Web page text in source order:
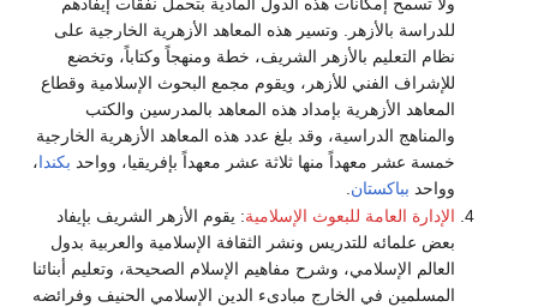
للدراسة بالأزهر. وتسير هذه المعاهد الأزهرية الخارجية على
نظام التعليم بالأزهر الشريف، خطة ومنهجاً وكتاباً، وتخضع
للإشراف الفني للأزهر، ويقوم مجمع البحوث الإسلامية وقطاع
المعاهد الأزهرية بإمداد هذه المعاهد بالمدرسين والكتب
والمناهج الدراسية، وقد بلغ عدد هذه المعاهد الأزهرية الخارجية
خمسة عشر معهداً منها ثلاثة عشر معهداً بإفريقيا، وواحد بكندا،
وواحد بباكستان
الإدارة العامة للبعوث الإسلامية: يقوم الأزهر الشريف بإيفاد
بعض علمائه للتدريس ونشر الثقافة الإسلامية والعربية بدول
العالم الإسلامي، وشرح مفاهيم الإسلام الصحيحة، وتعليم أبنائنا
المسلمين في الخارج مبادىء الدين الإسلامي الحنيف وفرائضه